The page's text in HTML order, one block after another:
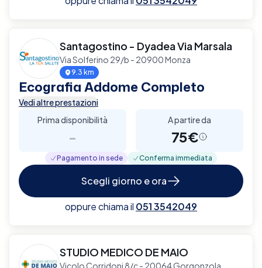
Santagostino - Dyadea Via Marsala
Via Solferino 29/b - 20900 Monza
9.3 km
Ecografia Addome Completo
Vedi altre prestazioni
Prima disponibilità
-
A partire da
75€
Pagamento in sede Conferma immediata
Scegli giorno e ora
oppure chiama il 051 3542049
STUDIO MEDICO DE MAIO
Vicolo Corridoni 8/c - 20064 Gorgonzola